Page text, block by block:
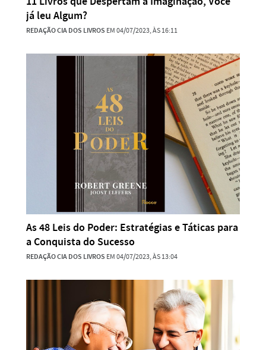
já leu Algum?
REDAÇÃO CIA DOS LIVROS EM 04/07/2023, ÀS 16:11
As 48 Leis do Poder: Estratégias e Táticas para
a Conquista do Sucesso
REDAÇÃO CIA DOS LIVROS EM 04/07/2023, ÀS 13:04